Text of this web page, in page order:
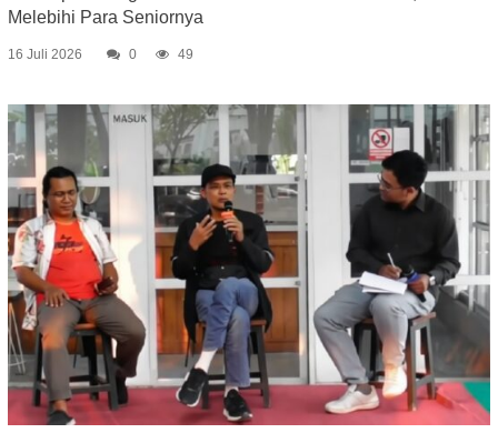
Melebihi Para Seniornya
16 Juli 2026 0 49